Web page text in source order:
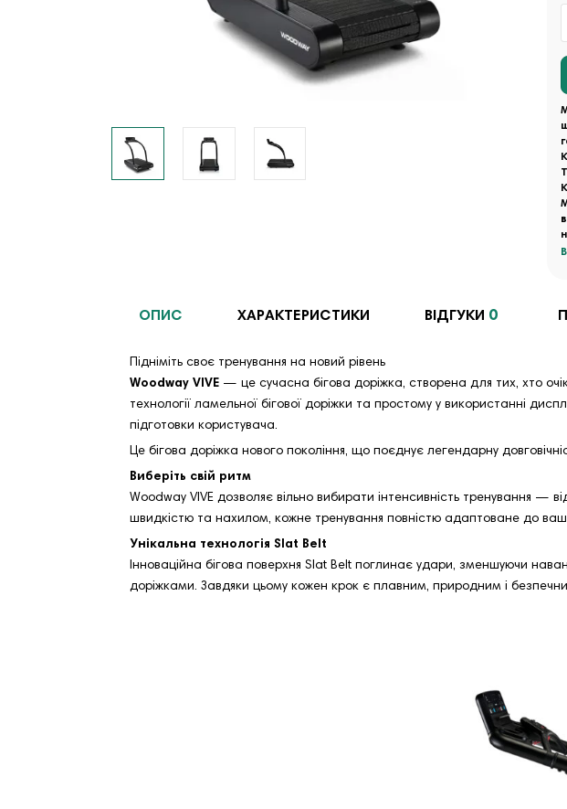
ОПИС ХАРАКТЕРИСТИКИ ВІДГУКИ 0
Підніміть своє тренування на новий рівень
Woodway VIVE — це сучасна бігова доріжка, створена для тих, хто
технології ламельної бігової доріжки та простому у використанні
підготовки користувача.
Це бігова доріжка нового покоління, що поєднує легендарну
Виберіть свій ритм
Woodway VIVE дозволяє вільно вибирати інтенсивність тренування —
швидкістю та нахилом, кожне тренування повністю адаптоване до
Унікальна технологія Slat Belt
Інноваційна бігова поверхня Slat Belt поглинає удари, зменшуючи
доріжками. Завдяки цьому кожен крок є плавним, природним і